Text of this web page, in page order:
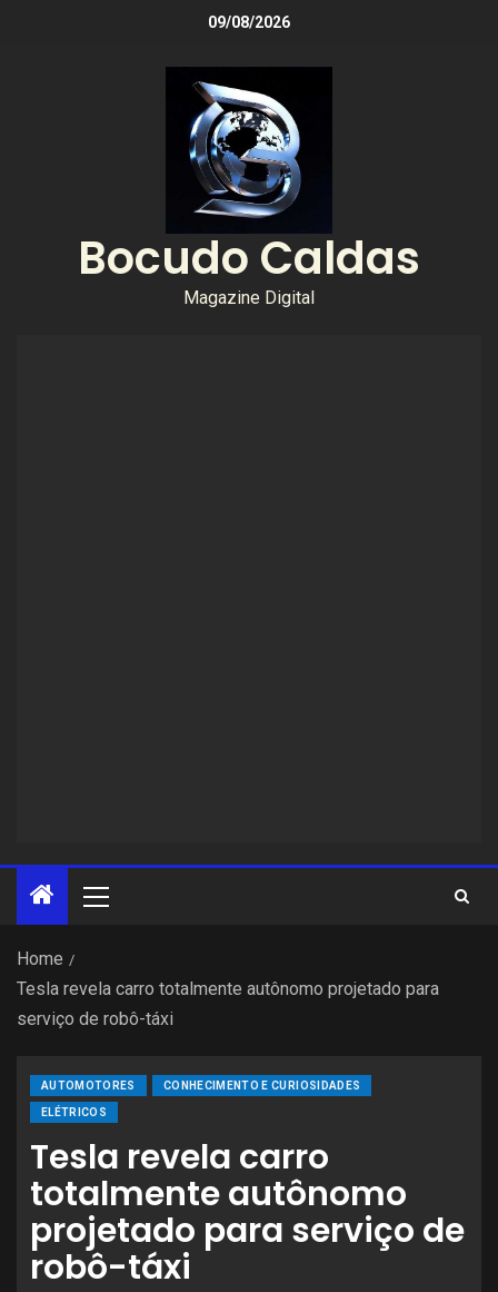
09/08/2026
Bocudo Caldas
Magazine Digital
Home
Tesla revela carro totalmente autônomo projetado para
serviço de robô-táxi
AUTOMOTORES CONHECIMENTO E CURIOSIDADES
ELÉTRICOS
Tesla revela carro
totalmente autônomo
projetado para serviço de
robô-táxi